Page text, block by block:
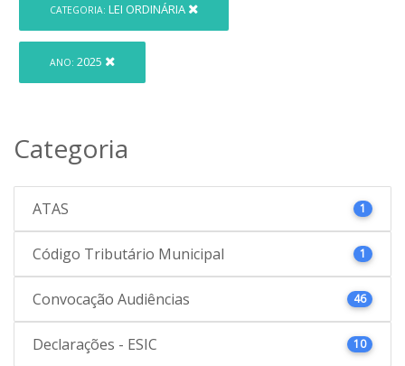
CATEGORIA: LEI ORDINÁRIA
ANO: 2025
Categoria
ATAS 1
Código Tributário Municipal 1
Convocação Audiências 46
Declarações - ESIC 10